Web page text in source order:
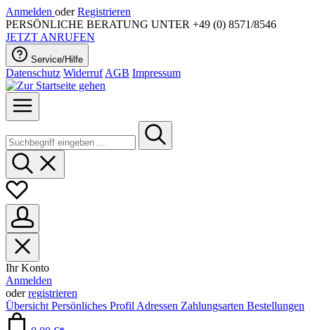
Anmelden oder Registrieren
PERSÖNLICHE BERATUNG UNTER +49 (0) 8571/8546
JETZT ANRUFEN
Service/Hilfe
Datenschutz Widerruf AGB Impressum
Ihr Konto
Anmelden
oderregistrieren
Übersicht Persönliches Profil Adressen Zahlungsarten Bestellungen